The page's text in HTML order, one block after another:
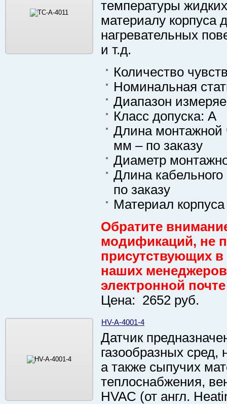
температуры
материалу корпуса
нагревательных
и т.д.
Количество
Номинальная
Диапазон
Класс допуска: А
Длина монтажной
мм – по заказу
Диаметр
Длина
по заказу
Материал
Обратите
модификаций, не
присутствующих
наших менеджеров
электронной
Цена: 2652 руб.
HV-A-4001-4
Датчик
газообразных сред,
а также сыпучих
теплоснабжения,
HVAC (от англ.